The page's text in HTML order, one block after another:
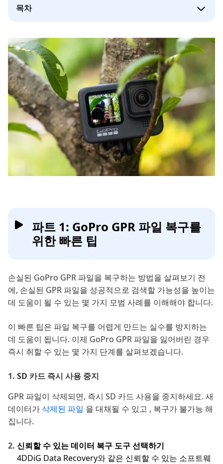
목차
파트 1: GoPro GPR 파일 복구를
위한 빠른 팁
손실된 GoPro GPR 파일을 복구하는 방법을 살펴보기 전
에, 손실된 GPR 파일을 성공적으로 검색할 가능성을 높이는
데 도움이 될 수 있는 몇 가지 모범 사례를 이해해야 합니다.
이 빠른 팁은 파일 복구를 어렵게 만드는 실수를 방지하는
데 도움이 됩니다. 이제 GoPro GPR 파일을 잃어버린 경우
즉시 취할 수 있는 몇 가지 단계를 살펴보겠습니다.
SD 카드 즉시 사용 중지
GPR 파일이 삭제되면, 즉시 SD 카드 사용을 중지하세요. 새
데이터가삭제된 파일 을 대채될 수 있고 , 복구가 불가능 해
집니다.
신뢰할 수 있는 데이터 복구 도구 선택하기
4DDiG Data Recovery와 같은 신뢰할 수 있는 소프트웨